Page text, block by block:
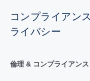
コンプライアン
ライバシー
倫理 & コンプライアンス